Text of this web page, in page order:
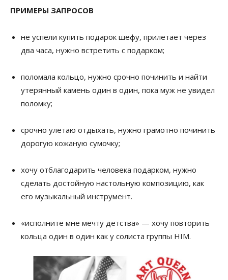
ПРИМЕРЫ ЗАПРОСОВ
не успели купить подарок шефу, прилетает через
два часа, нужно встретить с подарком;
поломала кольцо, нужно срочно починить и найти
утерянный камень один в один, пока муж не увидел
поломку;
срочно улетаю отдыхать, нужно грамотно починить
дорогую кожаную сумочку;
хочу отблагодарить человека подарком, нужно
сделать достойную настольную композицию, как
его музыкальный инструмент.
«исполните мне мечту детства» — хочу повторить
кольца один в один как у солиста группы HIM.